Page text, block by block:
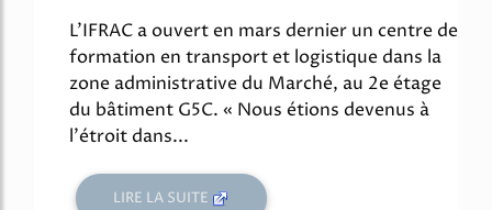
L'IFRAC a ouvert en mars dernier un centre de
formation en transport et logistique dans la
zone administrative du Marché, au 2e étage
du bâtiment G5C. « Nous étions devenus à
l'étroit dans...
LIRE LA SUITE